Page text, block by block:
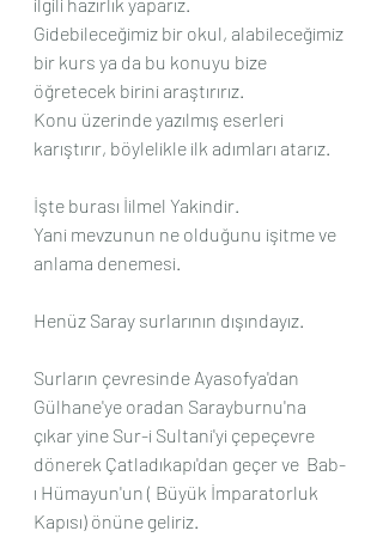
Gidebileceğimiz bir okul, alabileceğimiz
bir kurs ya da bu konuyu bize
öğretecek birini araştırırız.
Konu üzerinde yazılmış eserleri
karıştırır, böylelikle ilk adımları atarız.
İşte burası İilmel Yakindir.
Yani mevzunun ne olduğunu işitme ve
anlama denemesi.
Henüz Saray surlarının dışındayız.
Surların çevresinde Ayasofya'dan
Gülhane'ye oradan Sarayburnu'na
çıkar yine Sur-i Sultani'yi çepeçevre
dönerek Çatladıkapı'dan geçer ve  Bab-
ı Hümayun'un ( Büyük İmparatorluk
Kapısı) önüne geliriz.